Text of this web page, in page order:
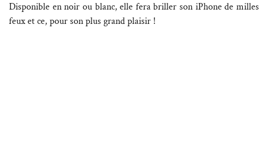
Disponible en noir ou blanc, elle fera briller son iPhone de milles
feux et ce, pour son plus grand plaisir !